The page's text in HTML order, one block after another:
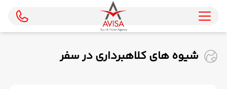
شیوه های کلاهبرداری در سفر